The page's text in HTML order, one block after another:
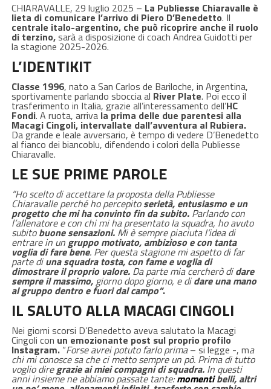
CHIARAVALLE, 29 luglio 2025 – La Publiesse Chiaravalle è
lieta di comunicare l’arrivo di Piero D’Benedetto. Il
centrale italo-argentino, che può ricoprire anche il ruolo
di terzino,sarà a disposizione di coach Andrea Guidotti per
la stagione 2025-2026.
L’IDENTIKIT
Classe 1996, nato a San Carlos de Bariloche, in Argentina,
sportivamente parlando sboccia al River Plate. Poi ecco il
trasferimento in Italia, grazie all’interessamento dell’HC
Fondi. A ruota, arriva la prima delle due parentesi alla
Macagi Cingoli, intervallate dall’avventura al Rubiera.
Da grande e leale avversario, è tempo di vedere D’Benedetto
al fianco dei biancoblu, difendendo i colori della Publiesse
Chiaravalle.
LE SUE PRIME PAROLE
“Ho scelto di accettare la proposta della Publiesse
Chiaravalle perché ho percepitoserietà, entusiasmo e un
progetto che mi ha convinto fin da subito.Parlando con
l’allenatore e con chi mi ha presentato la squadra, ho avuto
subitobuone sensazioni.Mi è sempre piaciuta l’idea di
entrare in ungruppo motivato, ambizioso e con tanta
voglia di fare bene. Per questa stagione mi aspetto di far
parte diuna squadra tosta, con fame e voglia di
dimostrare il proprio valore. Da parte mia cercherò didare
sempre il massimo,giorno dopo giorno, e didare una mano
al gruppo dentro e fuori dal campo”.
IL SALUTO ALLA MACAGI CINGOLI
Nei giorni scorsi D’Benedetto aveva salutato la Macagi
Cingoli con un emozionante post sul proprio profilo
Instagram.“Forse avrei potuto farlo prima– si legge -, ma
chi mi conosce sa che ci metto sempre un pò. Prima di tutto
voglio diregrazie ai miei compagni di squadra. In questi
anni insieme ne abbiamo passate tante:momentibelli, altri